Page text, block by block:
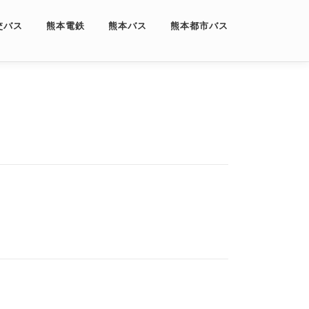
バス 熊本電鉄 熊本バス 熊本都市バス